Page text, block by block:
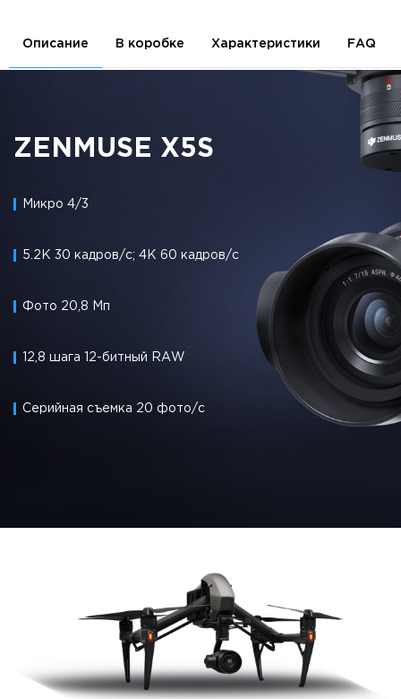
Описание В коробке Характеристики FAQ
ZENMUSE X5S
Микро 4/3
5.2K 30 кадров/с; 4K 60 кадров/с
Фото 20,8 Мп
12,8 шага 12-битный RAW
Серийная съемка 20 фото/с